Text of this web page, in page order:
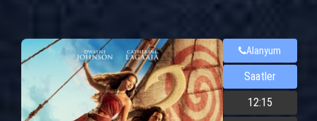
Alanyum
Saatler
12:15